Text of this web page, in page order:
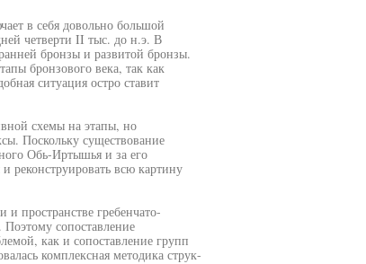
в себя довольно большой
четверти II тыс. до н.э. В
бронзы и развитой бронзы.
бронзового века, так как
ситуация остро ставит
схемы на этапы, но
Поскольку существование
Обь-Иртышья и за его
реконструировать всю картину
пространстве гребенчато-
сопоставление
как и сопоставление групп
комплексная методика струк-